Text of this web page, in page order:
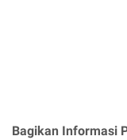
Bagikan Informasi